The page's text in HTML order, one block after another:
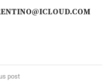
post